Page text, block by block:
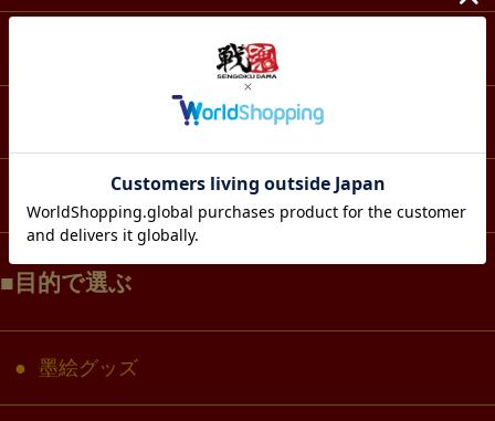
スマホ・IT・メディア
コラボ・キャラクター
目的で選ぶ
墨絵グッズ